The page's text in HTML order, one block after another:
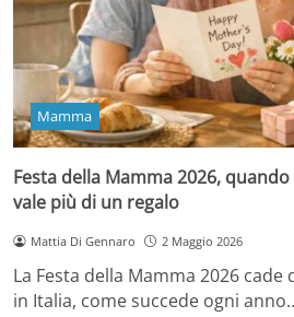
Mamma
Festa della Mamma 2026,
vale più di un regalo
Mattia Di Gennaro 2 Maggio 2026
La Festa della Mamma 2026
in Italia, come succede ogni